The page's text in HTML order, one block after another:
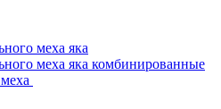
меха яка
меха яка комбинированные